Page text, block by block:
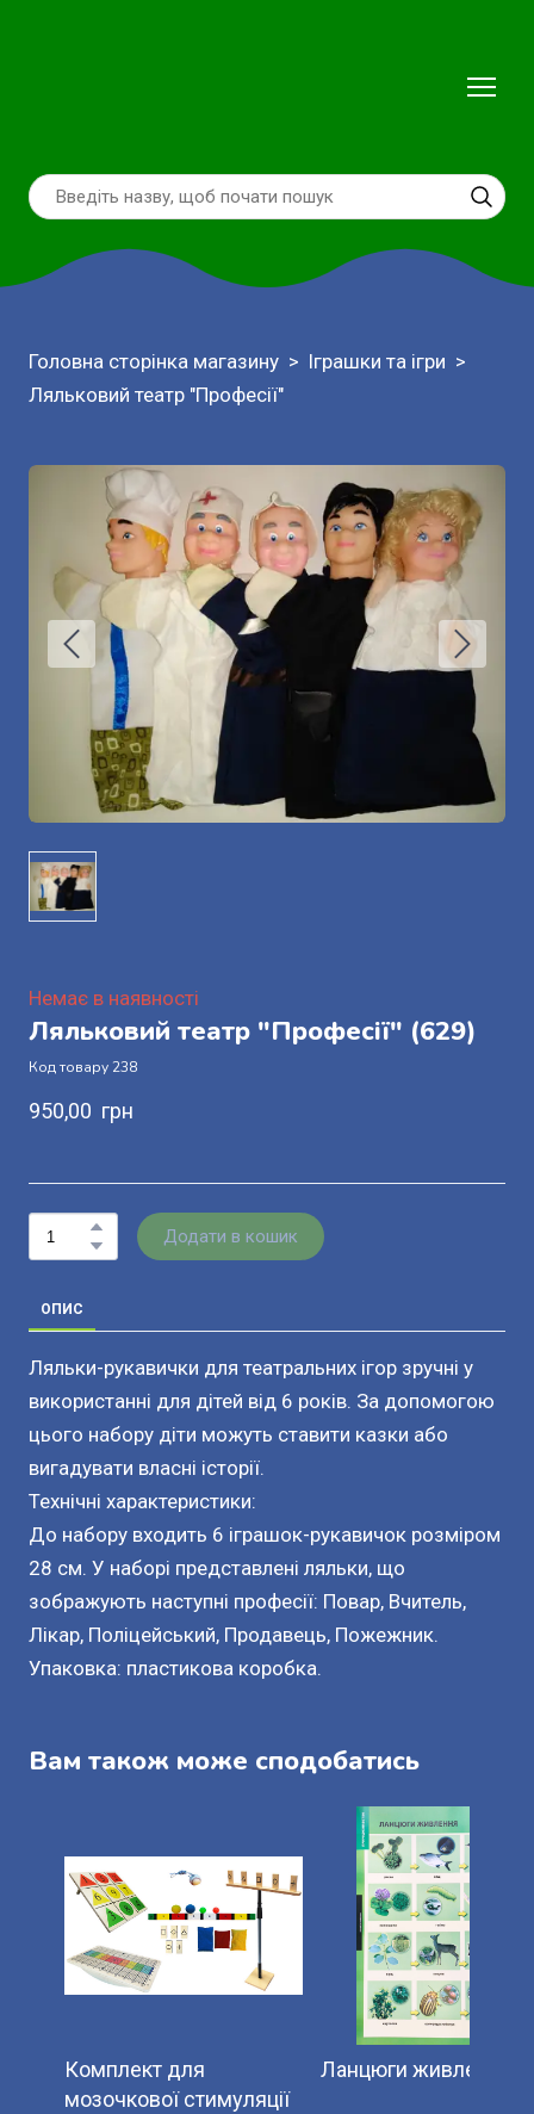
Головна сторінка магазину
Іграшки та ігри
Ляльковий театр "Професії"
Немає в наявності
Ляльковий театр "Професії" (629)
Код товару 238
950,00  грн
Додати в кошик
ОПИС
Ляльки-рукавички для театральних ігор зручні у
використанні для дітей від 6 років. За допомогою
цього набору діти можуть ставити казки або
вигадувати власні історії.
Технічні характеристики:
До набору входить 6 іграшок-рукавичок розміром
28 см. У наборі представлені ляльки, що
зображують наступні професії: Повар, Вчитель,
Лікар, Поліцейський, Продавець, Пожежник.
Упаковка: пластикова коробка.
Вам також може сподобатись
Комплект для
мозочкової стимуляції
Ланцюги живлення.